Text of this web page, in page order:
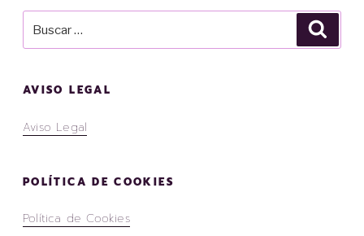
AVISO LEGAL
Aviso Legal
POLÍTICA DE COOKIES
Política de Cookies